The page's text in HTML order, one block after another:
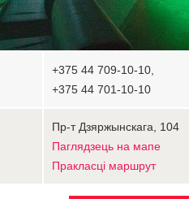
+375 44 709-10-10,
+375 44 701-10-10
Пр-т Дзяржынскага, 104
Паглядзець на мапе
Пракласці маршрут